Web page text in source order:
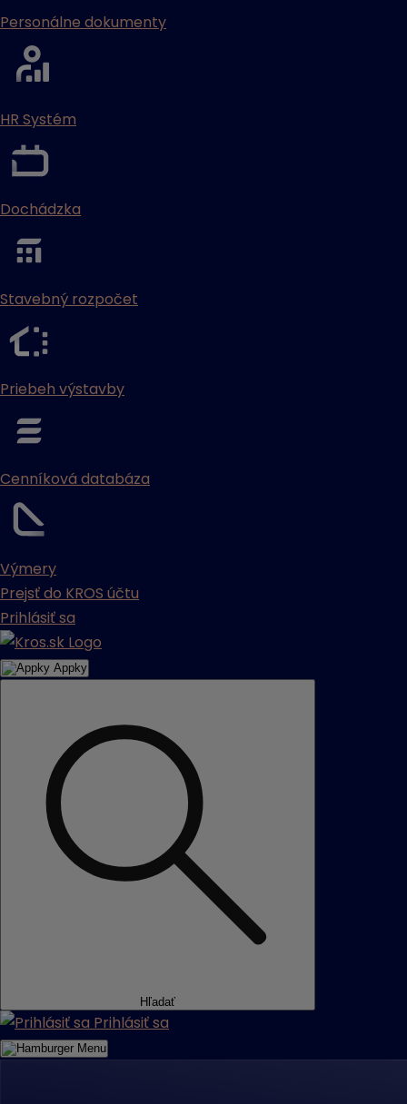
Personálne dokumenty
HR Systém
Dochádzka
Stavebný rozpočet
Priebeh výstavby
Cenníková databáza
Výmery
Prejsť do KROS účtu
Prihlásiť sa
Appky
Hľadať
Prihlásiť sa
Menu